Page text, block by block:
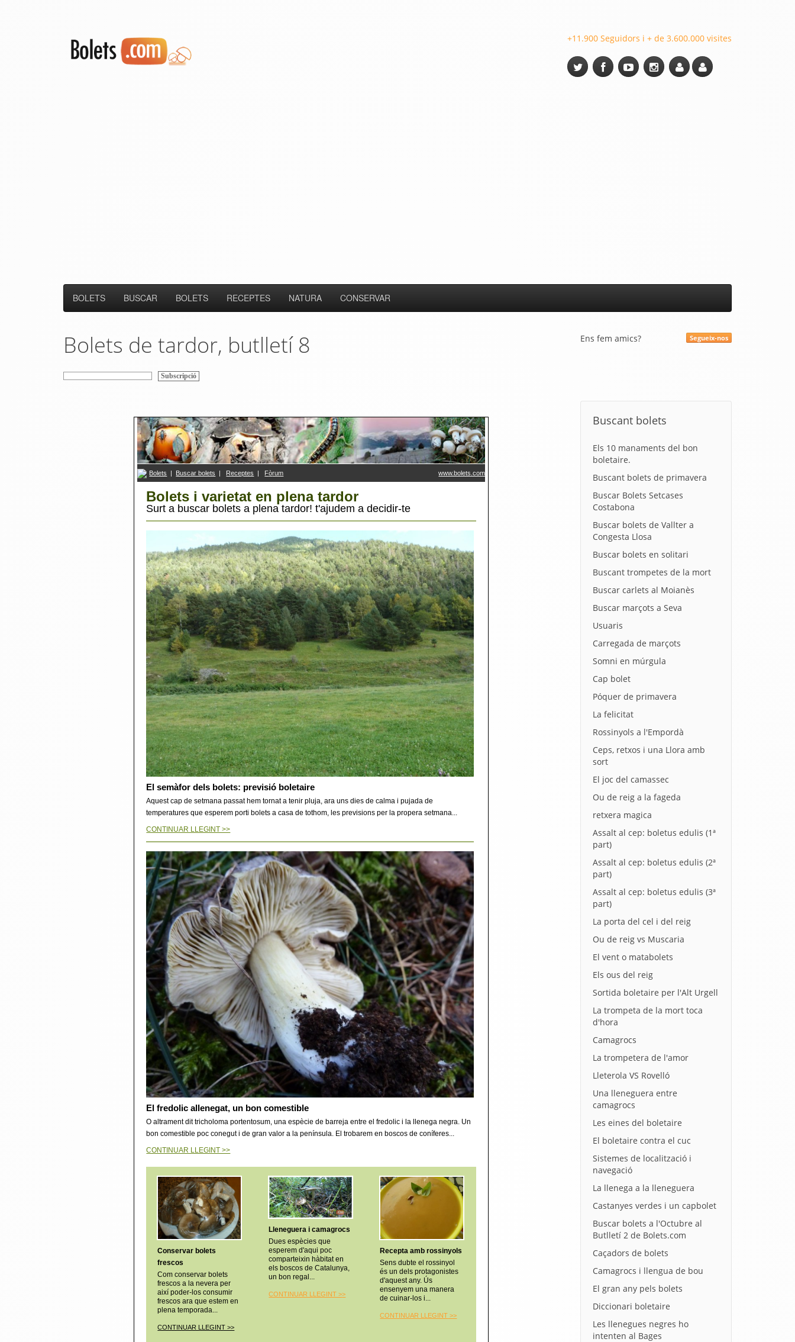
+11.900 Seguidors i + de 3.600.000 visites
BOLETS BUSCAR BOLETS RECEPTES NATURA CONSERVAR
Bolets de tardor, butlletí 8
Bolets | Buscar bolets | Receptes | Fòrum www.bolets.com
Bolets i varietat en plena tardor
Surt a buscar bolets a plena tardor! t'ajudem a decidir-te
El semàfor dels bolets: previsió boletaire
Aquest cap de setmana passat hem tornat a tenir pluja, ara uns dies de calma i pujada de
temperatures que esperem porti bolets a casa de tothom, les previsions per la propera setmana...
CONTINUAR LLEGINT >>
El fredolic allenegat, un bon comestible
O altrament dit tricholoma portentosum, una espècie de barreja entre el fredolic i la llenega negra. Un
bon comestible poc conegut i de gran valor a la península. El trobarem en boscos de coníferes...
CONTINUAR LLEGINT >>
Conservar bolets
frescos
Com conservar bolets
frescos a la nevera per
així poder-los consumir
frescos ara que estem en
plena temporada...
CONTINUAR LLEGINT >>
Lleneguera i camagrocs
Dues espècies que
esperem d'aqui poc
comparteixin hàbitat en
els boscos de Catalunya,
un bon regal...
CONTINUAR LLEGINT >>
Recepta amb rossinyols
Sens dubte el rossinyol
és un dels protagonistes
d'aquest any. Ús
ensenyem una manera
de cuinar-los i...
CONTINUAR LLEGINT >>
Segueix-nos
Ens fem amics?
Buscant bolets
Els 10 manaments del bon
boletaire.
Buscant bolets de primavera
Buscar Bolets Setcases
Costabona
Buscar bolets de Vallter a
Congesta Llosa
Buscar bolets en solitari
Buscant trompetes de la mort
Buscar carlets al Moianès
Buscar marçots a Seva
Usuaris
Carregada de marçots
Somni en múrgula
Cap bolet
Póquer de primavera
La felicitat
Rossinyols a l'Empordà
Ceps, retxos i una Llora amb
sort
El joc del camassec
Ou de reig a la fageda
retxera magica
Assalt al cep: boletus edulis (1ª
part)
Assalt al cep: boletus edulis (2ª
part)
Assalt al cep: boletus edulis (3ª
part)
La porta del cel i del reig
Ou de reig vs Muscaria
El vent o matabolets
Els ous del reig
Sortida boletaire per l'Alt Urgell
La trompeta de la mort toca
d'hora
Camagrocs
La trompetera de l'amor
Lleterola VS Rovelló
Una lleneguera entre
camagrocs
Les eines del boletaire
El boletaire contra el cuc
Sistemes de localització i
navegació
La llenega a la lleneguera
Castanyes verdes i un capbolet
Buscar bolets a l'Octubre al
Butlletí 2 de Bolets.com
Caçadors de bolets
Camagrocs i llengua de bou
El gran any pels bolets
Diccionari boletaire
Les llenegues negres ho
intenten al Bages